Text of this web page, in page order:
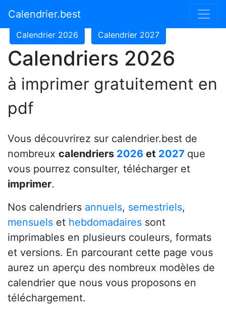
Calendrier.best
Calendrier 2024
Calendrier 2026 Calendrier 2027
Calendriers 2026
à imprimer gratuitement en
pdf
Vous découvrirez sur calendrier.best de
nombreux calendriers 2026 et 2027 que
vous pourrez consulter, télécharger et
imprimer.
Nos calendriers annuels, semestriels,
mensuels et hebdomadaires sont
imprimables en plusieurs couleurs, formats
et versions. En parcourant cette page vous
aurez un aperçu des nombreux modèles de
calendrier que nous vous proposons en
téléchargement.